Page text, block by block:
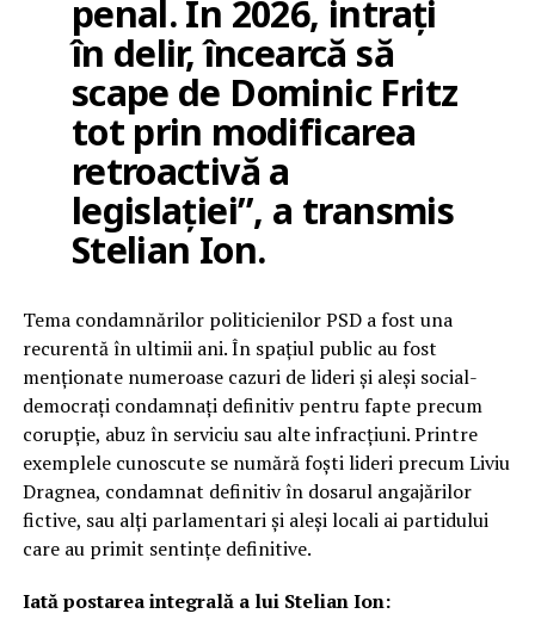
penal. În 2026, intrați
în delir, încearcă să
scape de Dominic Fritz
tot prin modificarea
retroactivă a
legislației”, a transmis
Stelian Ion.
Tema condamnărilor politicienilor PSD a fost una
recurentă în ultimii ani. În spațiul public au fost
menționate numeroase cazuri de lideri și aleși social-
democrați condamnați definitiv pentru fapte precum
corupție, abuz în serviciu sau alte infracțiuni. Printre
exemplele cunoscute se numără foști lideri precum Liviu
Dragnea, condamnat definitiv în dosarul angajărilor
fictive, sau alți parlamentari și aleși locali ai partidului
care au primit sentințe definitive.
Iată postarea integrală a lui Stelian Ion: